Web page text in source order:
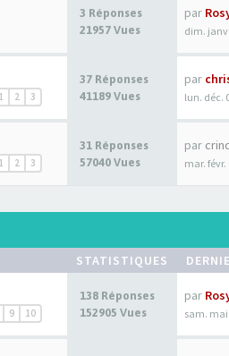
3 Réponses
21957 Vues
par
dim.
1 2 3
37 Réponses
41189 Vues
par
lun. déc.
1 2 3
31 Réponses
57040 Vues
par
mar. févr.
STATISTIQUES
9 10
138 Réponses
152905 Vues
par
sam. mai